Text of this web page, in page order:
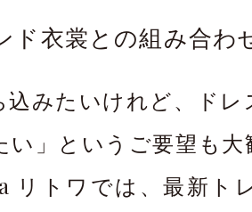
ド衣裳との組み合わ
込みたいけれど、ド
い」というご要望も大
リトワでは、最新ト